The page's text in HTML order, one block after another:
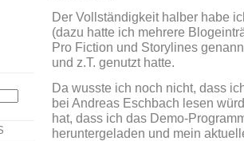
Der Vollständigkeit halber habe
(dazu hatte ich mehrere
Pro Fiction und Storylines
und z.T. genutzt hatte.
Da wusste ich noch nicht, dass
bei Andreas Eschbach lesen
hat, dass ich das Demo-
heruntergeladen und mein